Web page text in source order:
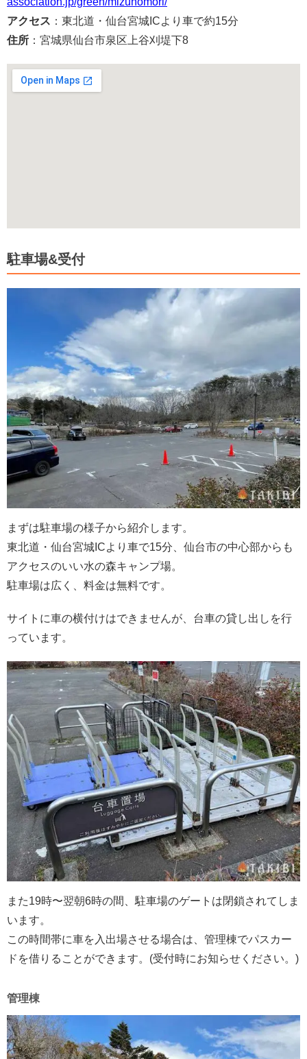
アクセス ：東北道・仙台宮城ICより車で約15分
住所 ：宮城県仙台市泉区上谷刈堤下8
駐車場&受付
まずは駐車場の様子から紹介します。
東北道・仙台宮城ICより車で15分、仙台市の中心部からも
アクセスのいい水の森キャンプ場。
駐車場は広く、料金は無料です。
サイトに車の横付けはできませんが、台車の貸し出しを行
っています。
また19時〜翌朝6時の間、駐車場のゲートは閉鎖されてしま
います。
この時間帯に車を入出場させる場合は、管理棟でパスカー
ドを借りることができます。(受付時にお知らせください。)
管理棟